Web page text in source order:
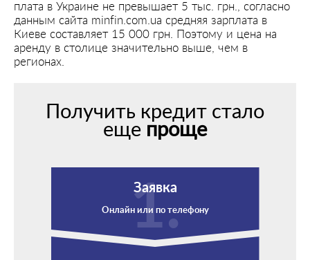
плата в Украине не превышает 5 тыс. грн., согласно
данным сайта minfin.com.ua средняя зарплата в
Киеве составляет 15 000 грн. Поэтому и цена на
аренду в столице значительно выше, чем в
регионах.
Получить кредит стало
еще проще
Заявка
Онлайн или по телефону